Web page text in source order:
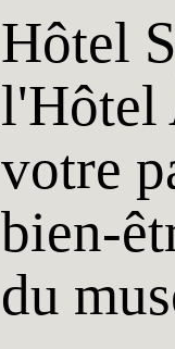
Hôtel
l'Hôtel
votre
bien-
du